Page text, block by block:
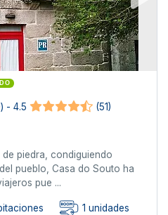
- 4.5
(51)
piedra, condiguiendo
pueblo, Casa do Souto ha
pue ...
1 unidades